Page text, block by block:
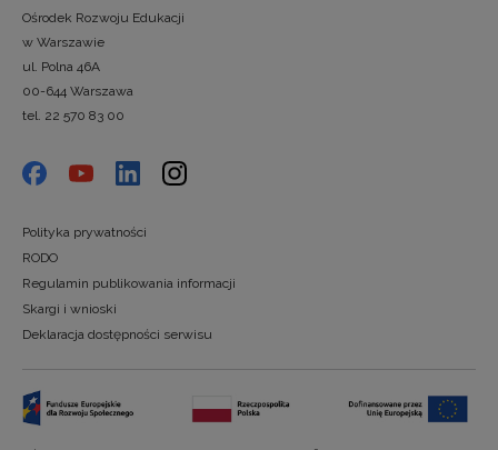
Ośrodek Rozwoju Edukacji
w Warszawie
ul. Polna 46A
00-644 Warszawa
tel. 22 570 83 00
Polityka prywatności
RODO
Regulamin publikowania informacji
Skargi i wnioski
Deklaracja dostępności serwisu